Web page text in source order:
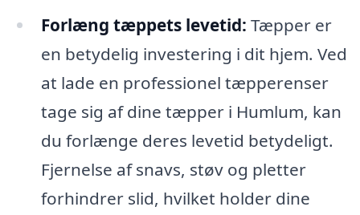
Forlæng tæppets levetid: Tæpper er
en betydelig investering i dit hjem. Ved
at lade en professionel tæpperenser
tage sig af dine tæpper i Humlum, kan
du forlænge deres levetid betydeligt.
Fjernelse af snavs, støv og pletter
forhindrer slid, hvilket holder dine